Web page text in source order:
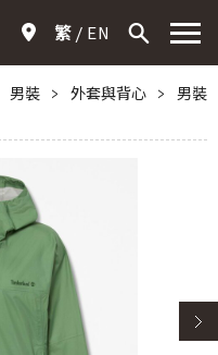
繁 EN
男裝 > 外套與背心 >
男裝